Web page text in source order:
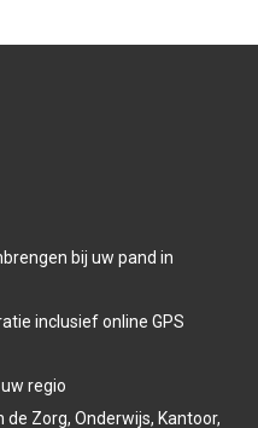
bij uw pand in
inclusief online GPS
regio
de Zorg, Onderwijs, Kantoor,